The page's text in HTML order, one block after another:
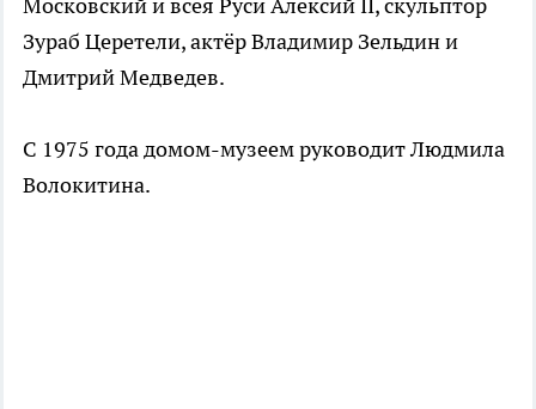
Зураб Церетели, актёр Владимир Зельдин и
Дмитрий Медведев.
С 1975 года домом-музеем руководит Людмила
Волокитина.